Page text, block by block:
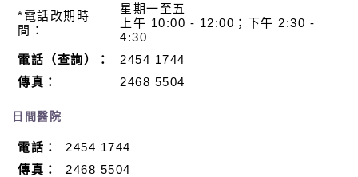
*電話改期時
間：
星期一至五
上午 10:00 - 12:00；下午 2:30 -
4:30
電話（查詢）：
2454 1744
傳真：
2468 5504
日間醫院
電話：
2454 1744
傳真：
2468 5504